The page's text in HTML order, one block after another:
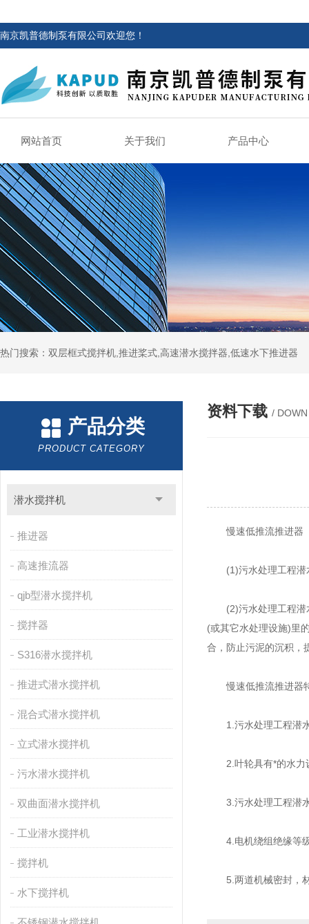
南京凯普德制泵有限公司欢迎您！
网站首页 关于我们 产品中心
热门搜索：双层框式搅拌机,推进桨式,高速潜水搅拌器,低速水下推进器
产品分类
PRODUCT CATEGORY
潜水搅拌机
推进器
高速推流器
qjb型潜水搅拌机
搅拌器
S316潜水搅拌机
推进式潜水搅拌机
混合式潜水搅拌机
立式潜水搅拌机
污水潜水搅拌机
双曲面潜水搅拌机
工业潜水搅拌机
搅拌机
水下搅拌机
资料下载 / DOWN
慢速低推流推进器
(1)污水处理工程潜水
(2)污水处理工程潜水
(或其它水处理设施)里
合，防止污泥的沉积，
慢速低推流推进器
1.污水处理工程潜水
2.叶轮具有*的水力设
3.污水处理工程潜水
4.电机绕组绝缘等级
5.两道机械密封，材